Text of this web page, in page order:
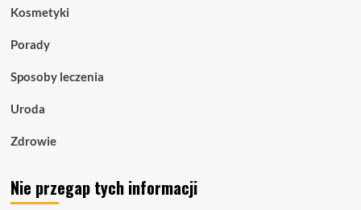
Kosmetyki
Porady
Sposoby leczenia
Uroda
Zdrowie
Nie przegap tych informacji